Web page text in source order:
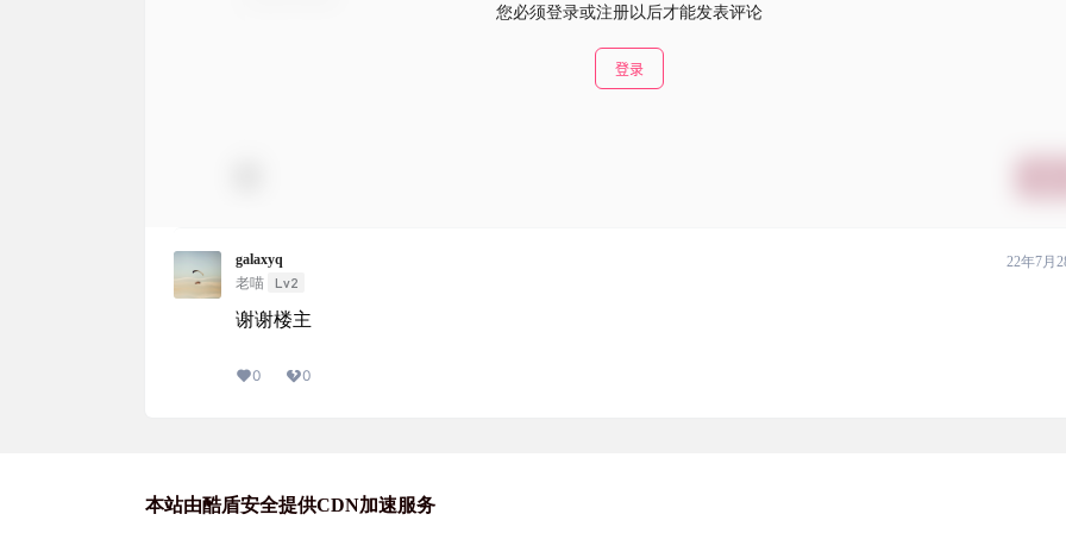
您必须登录或注册以后才能发表评论
登录
galaxyq
老喵
Lv2
22年7月
谢谢楼主
0 0
本站由酷盾安全提供CDN加速服务